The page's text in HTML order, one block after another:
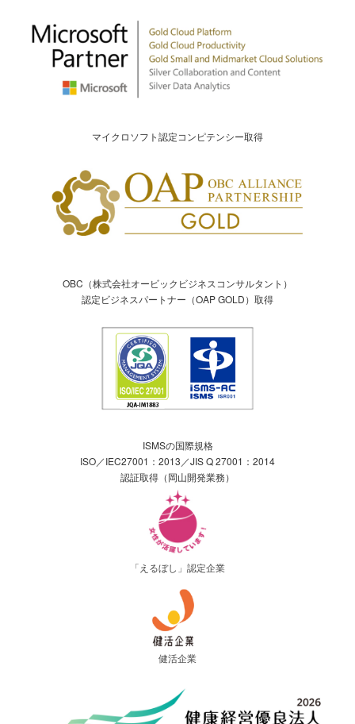
マイクロソフト認定コンピテンシー取得
OBC（株式会社オービックビジネスコンサルタント）
認定ビジネスパートナー（OAP GOLD）取得
ISMSの国際規格
ISO／IEC27001：2013／JIS Q 27001：2014
認証取得（岡山開発業務）
「えるぼし」認定企業
健活企業